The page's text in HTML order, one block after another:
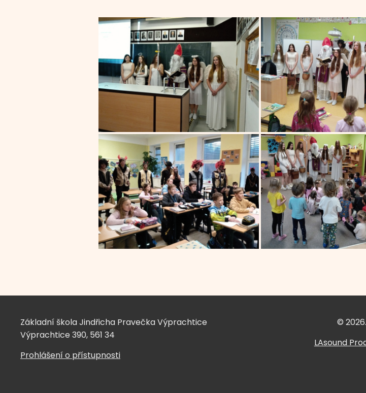
Základní škola Jindřicha Pravečka Výprachtice
Výprachtice 390, 561 34
Prohlášení o přístupnosti
©
LAsound